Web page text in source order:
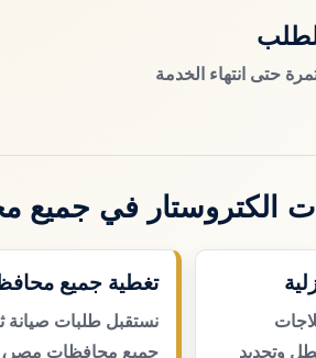
حتى انتهاء الخدمة
الكتروستار في جميع
وتحديد
تغطية جميع
نستقبل طلبات صيانة
جميع محافظات مصر،